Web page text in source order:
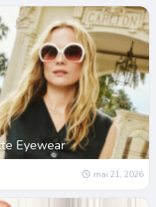
Eyewear
mai 21, 2026